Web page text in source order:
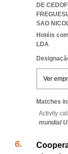
DE
SAO
Hotéis
LDA
Ver
Matches
Activity
mundial